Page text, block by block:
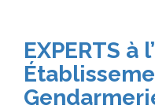
EXPERTS à